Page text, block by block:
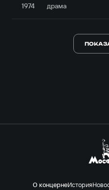
1974 драма
О концернеИстория